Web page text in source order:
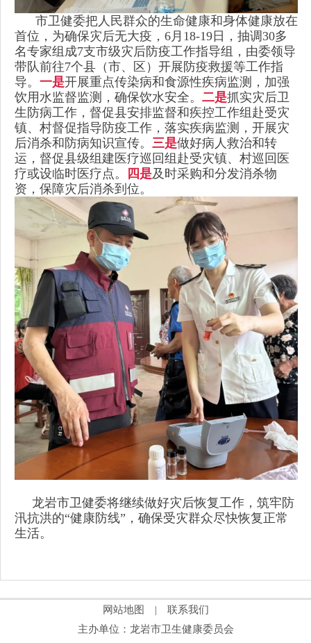
市卫健委把人民群众的生命健康和身体健康放在
首位，为确保灾后无大疫，6月18-19日，抽调30多
名专家组成7支市级灾后防疫工作指导组，由委领导
带队前往7个县（市、区）开展防疫救援等工作指
导。 一是开展重点传染病和食源性疾病监测，加强
饮用水监督监测，确保饮水安全。 二是抓实灾后卫
生防病工作，督促县安排监督和疾控工作组赴受灾
镇、村督促指导防疫工作，落实疾病监测，开展灾
后消杀和防病知识宣传。 三是做好病人救治和转
运，督促县级组建医疗巡回组赴受灾镇、村巡回医
疗或设临时医疗点。
四是及时采购和分发消杀物
资，保障灾后消杀到位。
龙岩市卫健委将继续做好灾后恢复工作，筑牢防
汛抗洪的“健康防线”，确保受灾群众尽快恢复正常
生活。
网站地图 |
联系我们
主办单位：龙岩市卫生健康委员会